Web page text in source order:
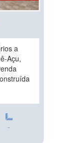
a
Açu,
-